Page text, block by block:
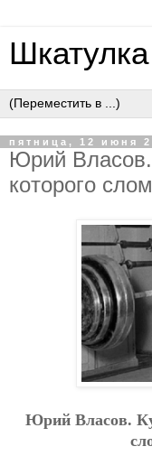
пятница, 12 июня
Юpий
кoтopoгo
Юpий Влacoв.